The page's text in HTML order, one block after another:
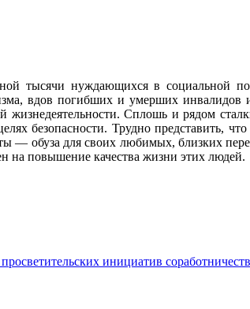
тысячи нуждающихся в
вдов погибших и умерших
жизнедеятельности. Сплошь и рядом
безопасности. Трудно представить,
— обуза для своих любимых, близких
на повышение качества жизни этих людей.